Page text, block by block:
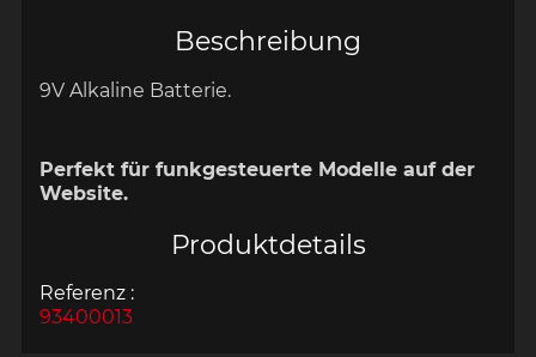
Beschreibung
9V Alkaline Batterie.
Perfekt für funkgesteuerte Modelle auf der
Website.
Produktdetails
Referenz :
93400013